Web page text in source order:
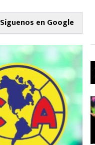
Síguenos en Google